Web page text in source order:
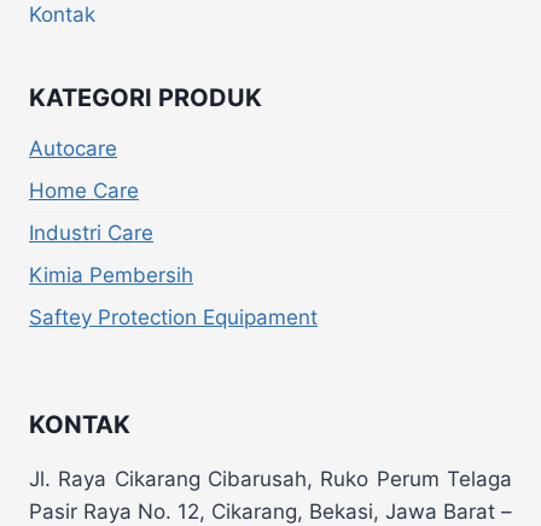
Kontak
KATEGORI PRODUK
Autocare
Home Care
Industri Care
Kimia Pembersih
Saftey Protection Equipament
KONTAK
Jl. Raya Cikarang Cibarusah, Ruko Perum Telaga
Pasir Raya No. 12, Cikarang, Bekasi, Jawa Barat –